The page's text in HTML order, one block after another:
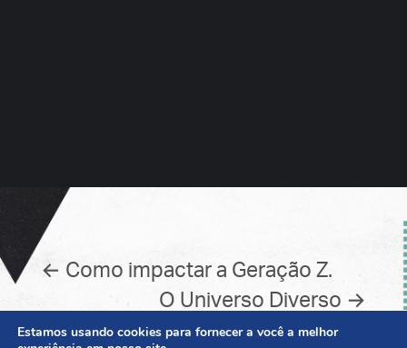
← Como impactar a Geração Z.
O Universo Diverso →
Estamos usando cookies para fornecer a você a melhor